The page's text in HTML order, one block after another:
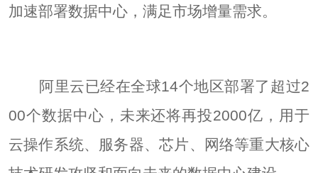
加速部署数据中心，满足市场增量需求。
阿里云已经在全球14个地区部署了超过2
00个数据中心，未来还将再投2000亿，用于
云操作系统、服务器、芯片、网络等重大核心